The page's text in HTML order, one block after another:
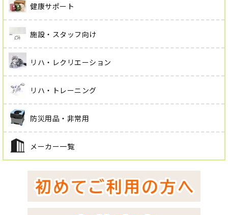
健康サポート
施設・スタッフ向け
リハ・レクリエーション
リハ・トレーニング
防災用品・非常用
メーカー一覧